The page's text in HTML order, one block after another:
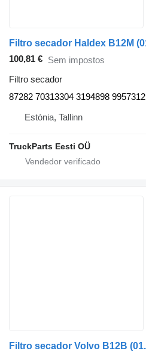
100,81 € Sem impostos
Filtro secador
87282 70313304 3194898 9957312
Estónia, Tallinn
TruckParts Eesti OÜ